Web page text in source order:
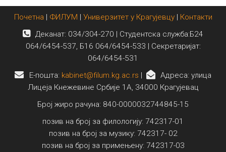
Почетна | ФИЛУМ | Универзитет у Крагујевцу| Контакти
Деканат: 034/304-270 | Студентска служба:Б24
064/6454-537, Б16 064/6454-533 | Секретаријат:
064/6454-531
E-пошта: kabinet@filum.kg.ac.rs |
Адреса: улица
Лицеја Кнежевине Србије 1А, 34000 Крагујевац
Број жиро рачуна: 840-0000032744845-15
позив на број за филологију: 742317-01
позив на број за музику: 742317- 02
позив на број за примењену: 742317-03